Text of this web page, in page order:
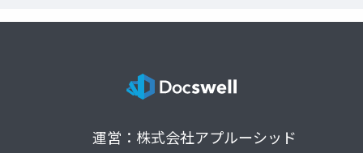
運営：株式会社アプルーシッド